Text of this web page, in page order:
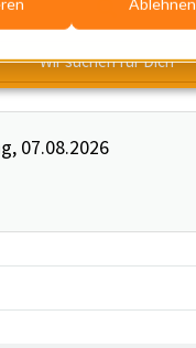
Ablehnen
07.08.2026
Wir suchen für Dich